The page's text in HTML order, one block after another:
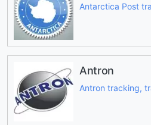
Antarctica Post
Antron
Antron tracking,